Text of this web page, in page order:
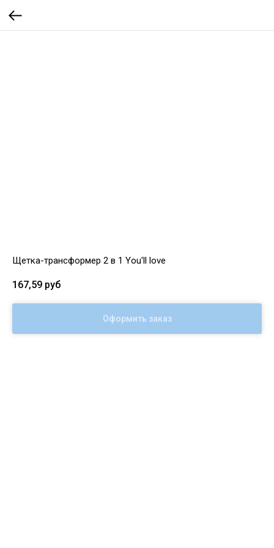
Щетка-трансформер 2 в 1 You'll love
167,59 руб
Оформить заказ